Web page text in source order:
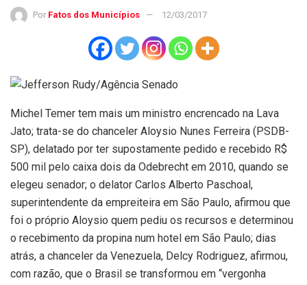
Por Fatos dos Municípios 12/03/2017
Michel Temer tem mais um ministro encrencado na Lava
Jato; trata-se do chanceler Aloysio Nunes Ferreira (PSDB-
SP), delatado por ter supostamente pedido e recebido R$
500 mil pelo caixa dois da Odebrecht em 2010, quando se
elegeu senador; o delator Carlos Alberto Paschoal,
superintendente da empreiteira em São Paulo, afirmou que
foi o próprio Aloysio quem pediu os recursos e determinou
o recebimento da propina num hotel em São Paulo; dias
atrás, a chanceler da Venezuela, Delcy Rodriguez, afirmou,
com razão, que o Brasil se transformou em “vergonha